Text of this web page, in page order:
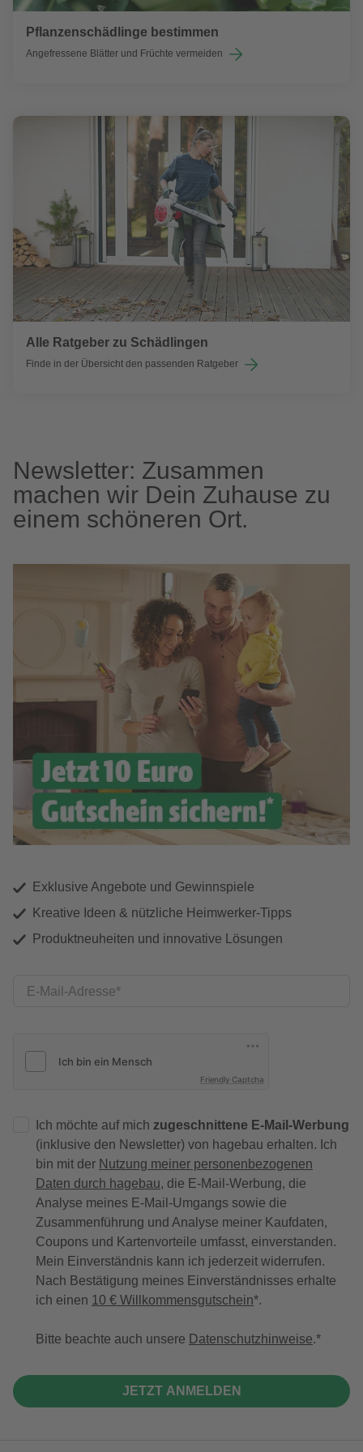
Pflanzenschädlinge bestimmen
Angefressene Blätter und Früchte vermeiden
Alle Ratgeber zu Schädlingen
Finde in der Übersicht den passenden Ratgeber
Newsletter: Zusammen
machen wir Dein Zuhause zu
einem schöneren Ort.
Exklusive Angebote und Gewinnspiele
Kreative Ideen & nützliche Heimwerker-Tipps
Produktneuheiten und innovative Lösungen
E-Mail-Adresse
Friendly Captcha
Ich möchte auf mich zugeschnittene E-Mail-Werbung
(inklusive den Newsletter) von hagebau erhalten. Ich
bin mit der Nutzung meiner personenbezogenen
Daten durch hagebau, die E-Mail-Werbung, die
Analyse meines E-Mail-Umgangs sowie die
Zusammenführung und Analyse meiner Kaufdaten,
Coupons und Kartenvorteile umfasst, einverstanden.
Mein Einverständnis kann ich jederzeit widerrufen.
Nach Bestätigung meines Einverständnisses erhalte
ich einen 10 € Willkommensgutschein*.
Bitte beachte auch unsere Datenschutzhinweise.
JETZT ANMELDEN